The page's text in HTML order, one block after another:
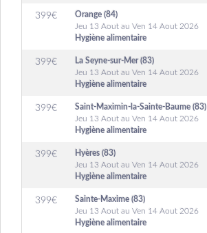
399€
Orange (84)
Jeu 13 Aout au Ven 14 Aout 2026
Hygiène alimentaire
399€
La Seyne-sur-Mer (83)
Jeu 13 Aout au Ven 14 Aout 2026
Hygiène alimentaire
399€
Saint-Maximin-la-Sainte-Baume (83)
Jeu 13 Aout au Ven 14 Aout 2026
Hygiène alimentaire
399€
Hyères (83)
Jeu 13 Aout au Ven 14 Aout 2026
Hygiène alimentaire
399€
Sainte-Maxime (83)
Jeu 13 Aout au Ven 14 Aout 2026
Hygiène alimentaire